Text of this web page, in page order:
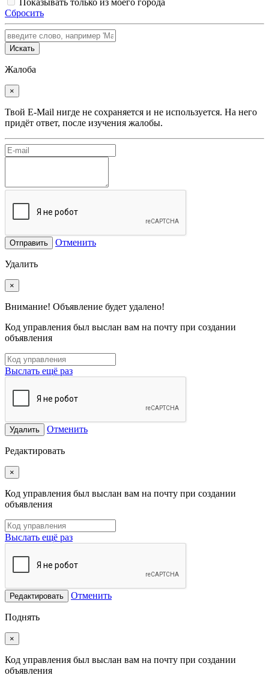
Показывать только из моего города
Сбросить
Искать
Жалоба
×
Твой E-Mail нигде не сохраняется и не используется. На него
придёт ответ, после изучения жалобы.
Отправить Отменить
Удалить
×
Внимание! Объявление будет удалено!
Код управления был выслан вам на почту при создании
объявления
Выслать ещё раз
Удалить Отменить
Редактировать
×
Код управления был выслан вам на почту при создании
объявления
Выслать ещё раз
Редактировать Отменить
Поднять
×
Код управления был выслан вам на почту при создании
объявления